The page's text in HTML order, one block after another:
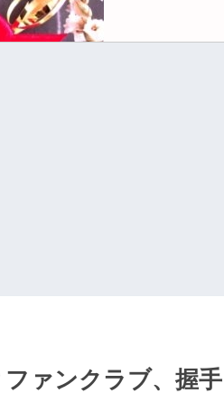
ァンクラブ、握手